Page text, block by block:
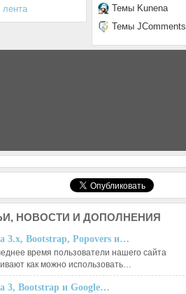
Темы Kunena
Темы JComments
лента
НОВОСТИ И ДОПОЛНЕНИЯ
3.x, Bootstrap, Popovers и…
время пользователи нашего сайта
как можно использовать…
3, Bootstrap и Google…